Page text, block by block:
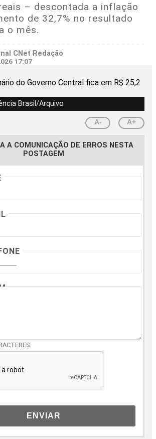
– descontada a inflação
de 32,7% no resultado
o mês.
CNet Redação
17:07
Brasil/Arquivo
A- A+
A COMUNICAÇÃO DE ERROS NESTA
POSTAGEM
ENVIAR